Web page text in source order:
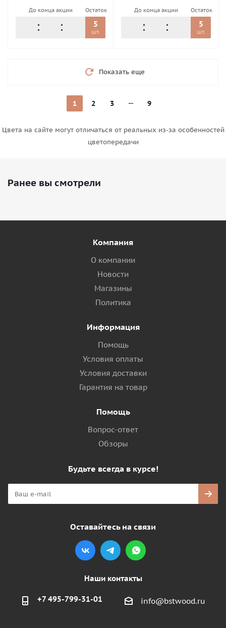
До конца акции Остаток
5
шт.
До конца акции Остаток
5
шт.
Показать еще
1 2 3 9
Цвета на сайте могут отличаться от реальных из-за особенностей
цветопередачи
Ранее вы смотрели
Компания
О компании
Новости
Магазины
Политика
Информация
Помощь
Условия оплаты
Условия доставки
Гарантия на товар
Помощь
Вопрос-ответ
Обзоры
Будьте всегда в курсе!
Оставайтесь на связи
Наши контакты
+7 495-799-31-01 info@bstwood.ru